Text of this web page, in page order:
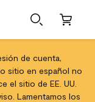
de cuenta,
sitio en español no
el sitio de EE. UU.
Lamentamos los